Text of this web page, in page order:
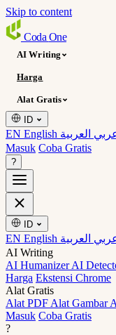
Skip to content
Coda One
AI Writing
Harga
Alat Gratis
ID
EN English
Masuk Coba Gratis
?
ID
EN English
AI Writing
AI HumanizerAI
Harga Ekstensi Chrome
Alat Gratis
Alat PDF Alat Gambar
Masuk Coba Gratis
?